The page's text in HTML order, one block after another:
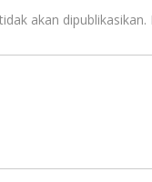
akan dipublikasikan.